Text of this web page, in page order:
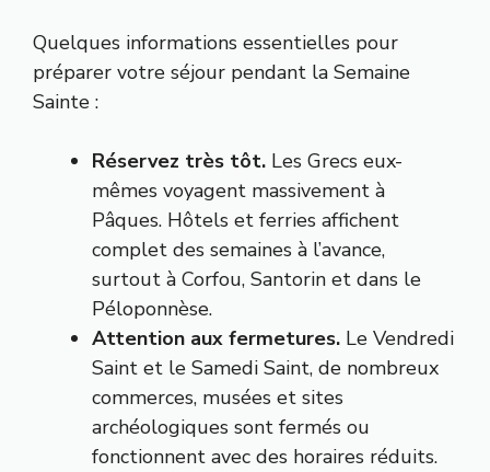
Quelques informations essentielles pour
préparer votre séjour pendant la Semaine
Sainte :
Réservez très tôt. Les Grecs eux-
mêmes voyagent massivement à
Pâques. Hôtels et ferries affichent
complet des semaines à l’avance,
surtout à Corfou, Santorin et dans le
Péloponnèse.
Attention aux fermetures. Le Vendredi
Saint et le Samedi Saint, de nombreux
commerces, musées et sites
archéologiques sont fermés ou
fonctionnent avec des horaires réduits.